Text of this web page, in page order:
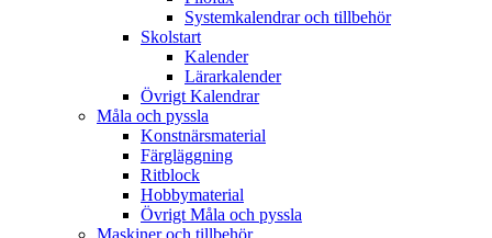
Systemkalendrar och tillbehör
Skolstart
Kalender
Lärarkalender
Övrigt Kalendrar
Måla och pyssla
Konstnärsmaterial
Färgläggning
Ritblock
Hobbymaterial
Övrigt Måla och pyssla
Maskiner och tillbehör